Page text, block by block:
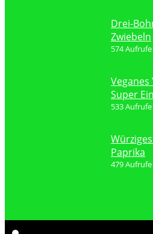
Drei-
Zwiebeln
574 Aufrufe
Super
533 Aufrufe
Paprika
479 Aufrufe